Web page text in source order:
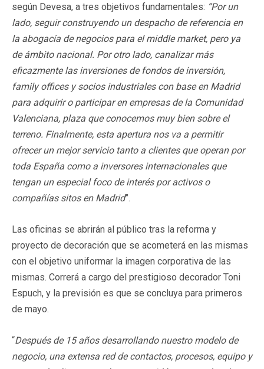
según Devesa, a tres objetivos fundamentales: “Por un
lado, seguir construyendo un despacho de referencia en
la abogacía de negocios para el middle market, pero ya
de ámbito nacional. Por otro lado, canalizar más
eficazmente las inversiones de fondos de inversión,
family offices y socios industriales con base en Madrid
para adquirir o participar en empresas de la Comunidad
Valenciana, plaza que conocemos muy bien sobre el
terreno. Finalmente, esta apertura nos va a permitir
ofrecer un mejor servicio tanto a clientes que operan por
toda España como a inversores internacionales que
tengan un especial foco de interés por activos o
compañías sitos en Madrid”.
Las oficinas se abrirán al público tras la reforma y
proyecto de decoración que se acometerá en las mismas
con el objetivo uniformar la imagen corporativa de las
mismas. Correrá a cargo del prestigioso decorador Toni
Espuch, y la previsión es que se concluya para primeros
de mayo.
“Después de 15 años desarrollando nuestro modelo de
negocio, una extensa red de contactos, procesos, equipo y